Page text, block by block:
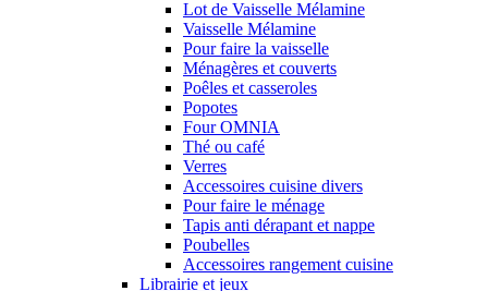
Lot de Vaisselle Mélamine
Vaisselle Mélamine
Pour faire la vaisselle
Ménagères et couverts
Poêles et casseroles
Popotes
Four OMNIA
Thé ou café
Verres
Accessoires cuisine divers
Pour faire le ménage
Tapis anti dérapant et nappe
Poubelles
Accessoires rangement cuisine
Librairie et jeux